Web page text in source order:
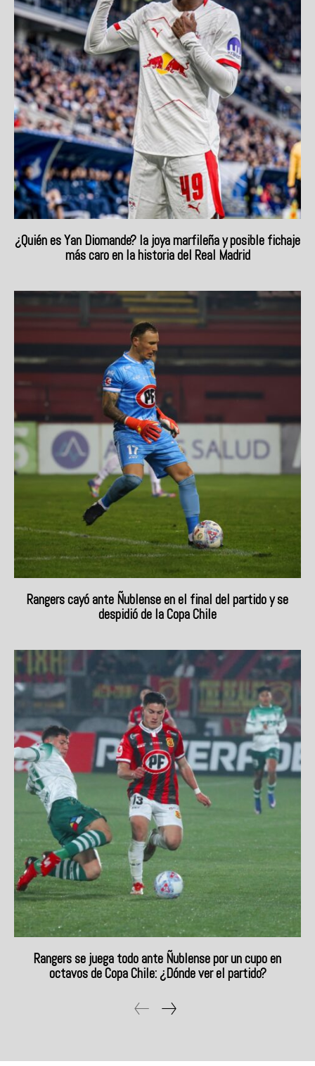
¿Quién es Yan Diomande? la joya marfileña y posible fichaje
más caro en la historia del Real Madrid
Rangers cayó ante Ñublense en el final del partido y se
despidió de la Copa Chile
Rangers se juega todo ante Ñublense por un cupo en
octavos de Copa Chile: ¿Dónde ver el partido?